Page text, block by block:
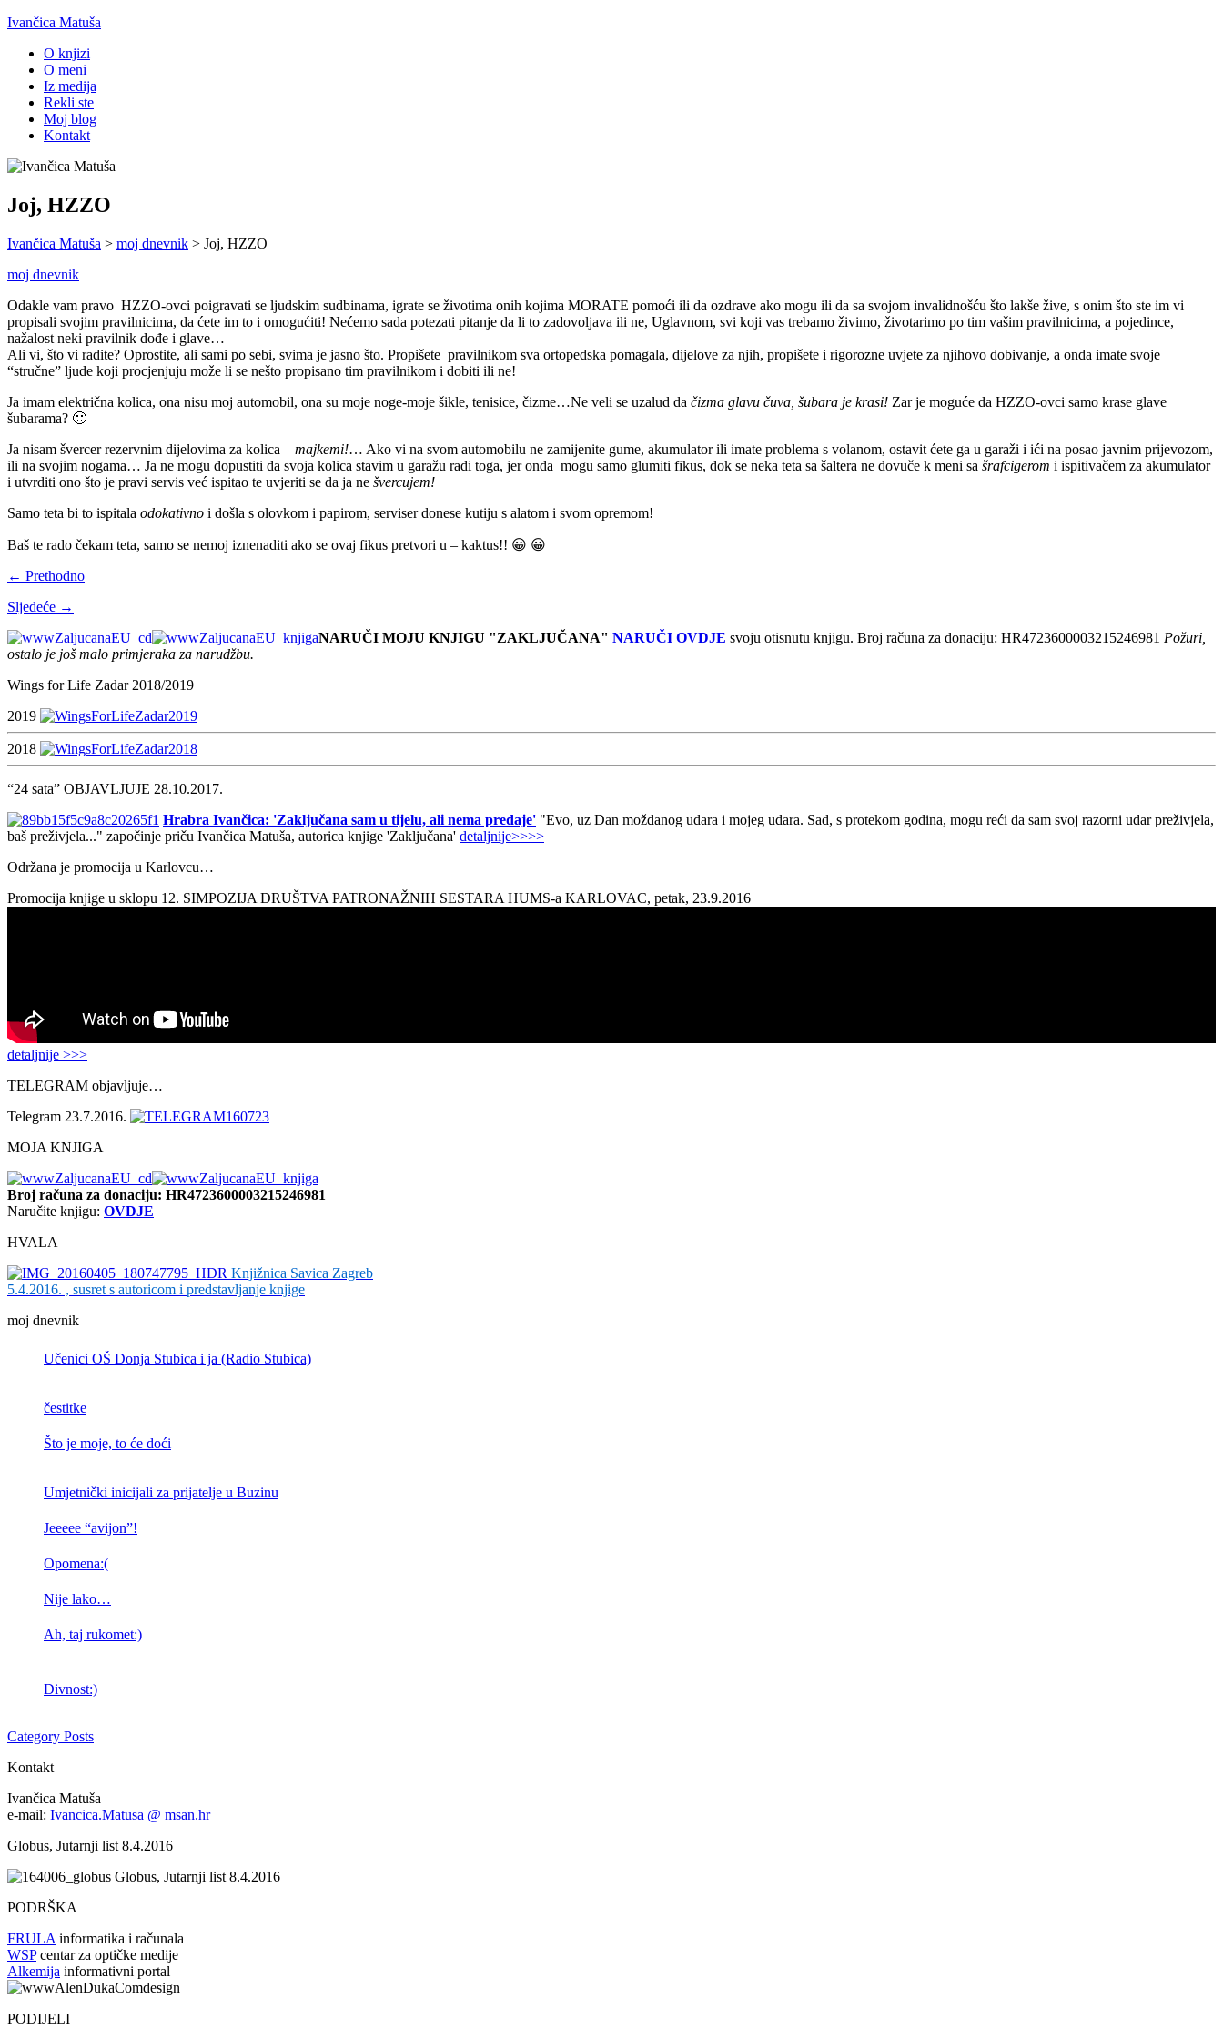
Ivančica Matuša
O knjizi
O meni
Iz medija
Rekli ste
Moj blog
Kontakt
Joj, HZZO
Ivančica Matuša > moj dnevnik > Joj, HZZO
moj dnevnik
Odakle vam pravo HZZO-ovci poigravati se ljudskim sudbinama, igrate se životima onih kojima MORATE pomoći ili da ozdrave ako mogu ili da sa svojom invalidnošću što lakše žive, s onim što ste im vi
propisali svojim pravilnicima, da ćete im to i omogućiti! Nećemo sada potezati pitanje da li to zadovoljava ili ne, Uglavnom, svi koji vas trebamo živimo, životarimo po tim vašim pravilnicima, a pojedince,
nažalost neki pravilnik dođe i glave…
Ali vi, što vi radite? Oprostite, ali sami po sebi, svima je jasno što. Propišete pravilnikom sva ortopedska pomagala, dijelove za njih, propišete i rigorozne uvjete za njihovo dobivanje, a onda imate svoje
“stručne” ljude koji procjenjuju može li se nešto propisano tim pravilnikom i dobiti ili ne!
Ja imam električna kolica, ona nisu moj automobil, ona su moje noge-moje šikle, tenisice, čizme…Ne veli se uzalud da čizma glavu čuva, šubara je krasi! Zar je moguće da HZZO-ovci samo krase glave
šubarama? 🙂
Ja nisam švercer rezervnim dijelovima za kolica – majkemi!… Ako vi na svom automobilu ne zamijenite gume, akumulator ili imate problema s volanom, ostavit ćete ga u garaži i ići na posao javnim prijevozom,
ili na svojim nogama… Ja ne mogu dopustiti da svoja kolica stavim u garažu radi toga, jer onda mogu samo glumiti fikus, dok se neka teta sa šaltera ne dovuče k meni sa šrafcigerom i ispitivačem za akumulator
i utvrditi ono što je pravi servis već ispitao te uvjeriti se da ja ne švercujem!
Samo teta bi to ispitala odokativno i došla s olovkom i papirom, serviser donese kutiju s alatom i svom opremom!
Baš te rado čekam teta, samo se nemoj iznenaditi ako se ovaj fikus pretvori u – kaktus!! 😀 😀
← Prethodno
Sljedeće →
NARUČI MOJU KNJIGU "ZAKLJUČANA" NARUČI OVDJE svoju otisnutu knjigu. Broj računa za donaciju: HR4723600003215246981 Požuri,
ostalo je još malo primjeraka za narudžbu.
Wings for Life Zadar 2018/2019
2019
2018
“24 sata” OBJAVLJUJE 28.10.2017.
Hrabra Ivančica: 'Zaključana sam u tijelu, ali nema predaje' "Evo, uz Dan moždanog udara i mojeg udara. Sad, s protekom godina, mogu reći da sam svoj razorni udar preživjela,
baš preživjela..." započinje priču Ivančica Matuša, autorica knjige 'Zaključana' detaljnije>>>>
Održana je promocija u Karlovcu…
Promocija knjige u sklopu 12. SIMPOZIJA DRUŠTVA PATRONAŽNIH SESTARA HUMS-a KARLOVAC, petak, 23.9.2016
detaljnije >>>
TELEGRAM objavljuje…
Telegram 23.7.2016.
MOJA KNJIGA
Broj računa za donaciju: HR4723600003215246981
Naručite knjigu: OVDJE
HVALA
Knjižnica Savica Zagreb
5.4.2016. , susret s autoricom i predstavljanje knjige
moj dnevnik
Učenici OŠ Donja Stubica i ja (Radio Stubica)
čestitke
Što je moje, to će doći
Umjetnički inicijali za prijatelje u Buzinu
Jeeeee “avijon”!
Opomena:(
Nije lako…
Ah, taj rukomet:)
Divnost:)
Category Posts
Kontakt
Ivančica Matuša
e-mail: Ivancica.Matusa @ msan.hr
Globus, Jutarnji list 8.4.2016
Globus, Jutarnji list 8.4.2016
PODRŠKA
FRULA informatika i računala
WSPcentar za optičke medije
Alkemija informativni portal
PODIJELI